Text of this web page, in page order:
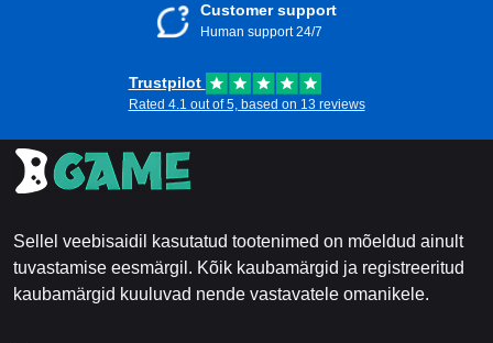
Customer support
Human support 24/7
Trustpilot
Rated 4.1 out of 5, based on 13 reviews
Sellel veebisaidil kasutatud tootenimed on mõeldud ainult
tuvastamise eesmärgil. Kõik kaubamärgid ja registreeritud
kaubamärgid kuuluvad nende vastavatele omanikele.